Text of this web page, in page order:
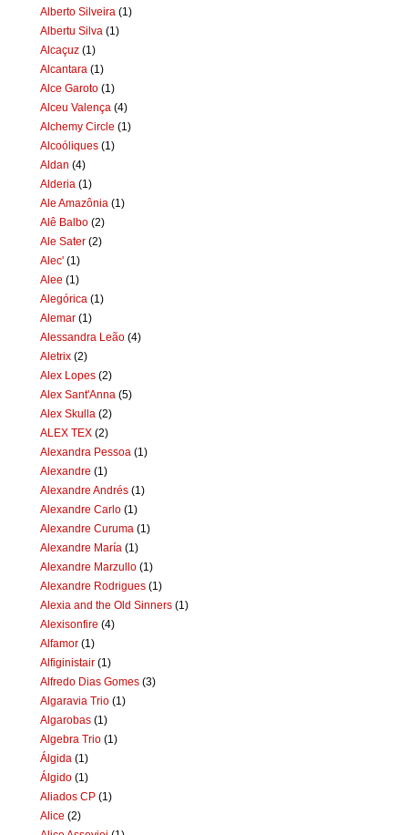
Alberto Silveira (1)
Albertu Silva (1)
Alcaçuz (1)
Alcantara (1)
Alce Garoto (1)
Alceu Valença (4)
Alchemy Circle (1)
Alcoóliques (1)
Aldan (4)
Alderia (1)
Ale Amazônia (1)
Alê Balbo (2)
Ale Sater (2)
Alec' (1)
Alee (1)
Alegórica (1)
Alemar (1)
Alessandra Leão (4)
Aletrix (2)
Alex Lopes (2)
Alex Sant'Anna (5)
Alex Skulla (2)
ALEX TEX (2)
Alexandra Pessoa (1)
Alexandre (1)
Alexandre Andrés (1)
Alexandre Carlo (1)
Alexandre Curuma (1)
Alexandre María (1)
Alexandre Marzullo (1)
Alexandre Rodrigues (1)
Alexia and the Old Sinners (1)
Alexisonfire (4)
Alfamor (1)
Alfiginistair (1)
Alfredo Dias Gomes (3)
Algaravia Trio (1)
Algarobas (1)
Algebra Trio (1)
Álgida (1)
Álgido (1)
Aliados CP (1)
Alice (2)